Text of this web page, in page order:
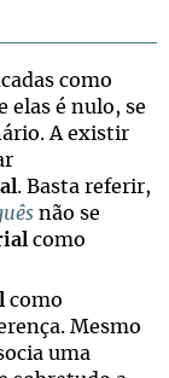
como
elas é nulo, se
A existir
. Basta referir,
não se
como
como
Mesmo
uma